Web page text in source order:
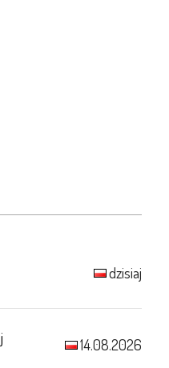
dzisiaj
14.08.2026